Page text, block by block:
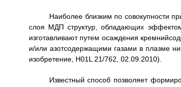
Наиболее близким по совокупности
слоя МДП структур, обладающих
изготавливают путем осаждения
и/или азотсодержащими газами в плазме
изобретение, H01L 21/762, 02.09.2010).
Известный способ позволяет